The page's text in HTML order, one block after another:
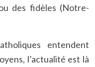
des fidèles (Notre-
entendent
l’actualité est là